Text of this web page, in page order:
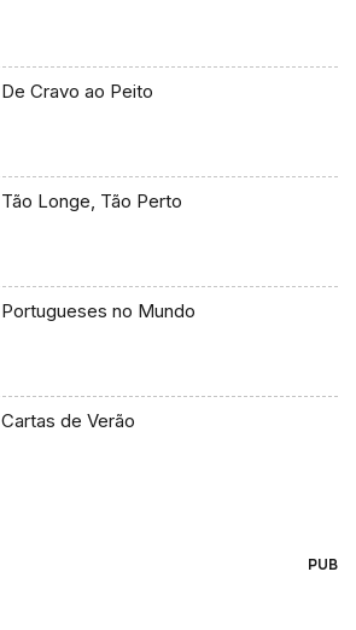
De Cravo ao Peito
Tão Longe, Tão Perto
Portugueses no Mundo
Cartas de Verão
PUB